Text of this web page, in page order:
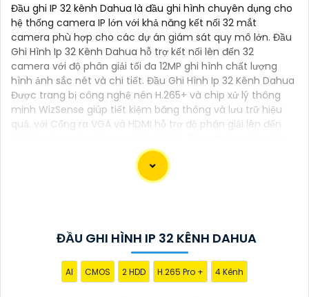
Đầu ghi IP 32 kênh Dahua là đầu ghi hình chuyên dụng cho
hệ thống camera IP lớn với khả năng kết nối 32 mắt
camera phù hợp cho các dự án giám sát quy mô lớn. Đầu
Ghi Hình Ip 32 Kênh Dahua hỗ trợ kết nối lên đến 32
camera với độ phân giải tối đa 12MP ghi hình chất lượng
hình ảnh sắc nét và chi tiết. Đầu Ghi Hình Ip 32 Kênh Dahua
Được trang bị công nghệ nén H.265+ và chip xử lý thông
minh WizSense giúp tiết kiệm băng thông và lưu trữ hiệu
quả. với Cổng ra VGA và HDMI hỗ trợ độ phân giải lên đến
tối đa đạt 200Mbps cho phép kết nối ổn định phù hợp cho
giám sát an ninh chuyên nghiệp.
Dạ chắc chắn, đây là tư vấn của tôi về Camera
Dahua chính hãng giá rẻ và chất lượng:
Camera Dahua là một thương hiệu nổi tiếng về sản
ĐẦU GHI HÌNH IP 32 KÊNH DAHUA
AI CMOS 2 HDD H.265 Pro + 4 Kênh